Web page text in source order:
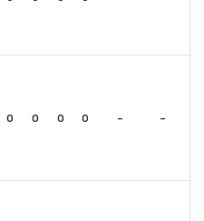
0 0 0 0 - -